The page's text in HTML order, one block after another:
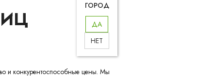
ГОРОД
ДА
НЕТ
и конкурентоспособные цены. Мы